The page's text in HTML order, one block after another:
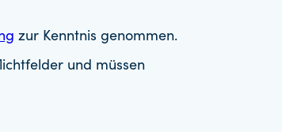
zur Kenntnis genommen.
und müssen